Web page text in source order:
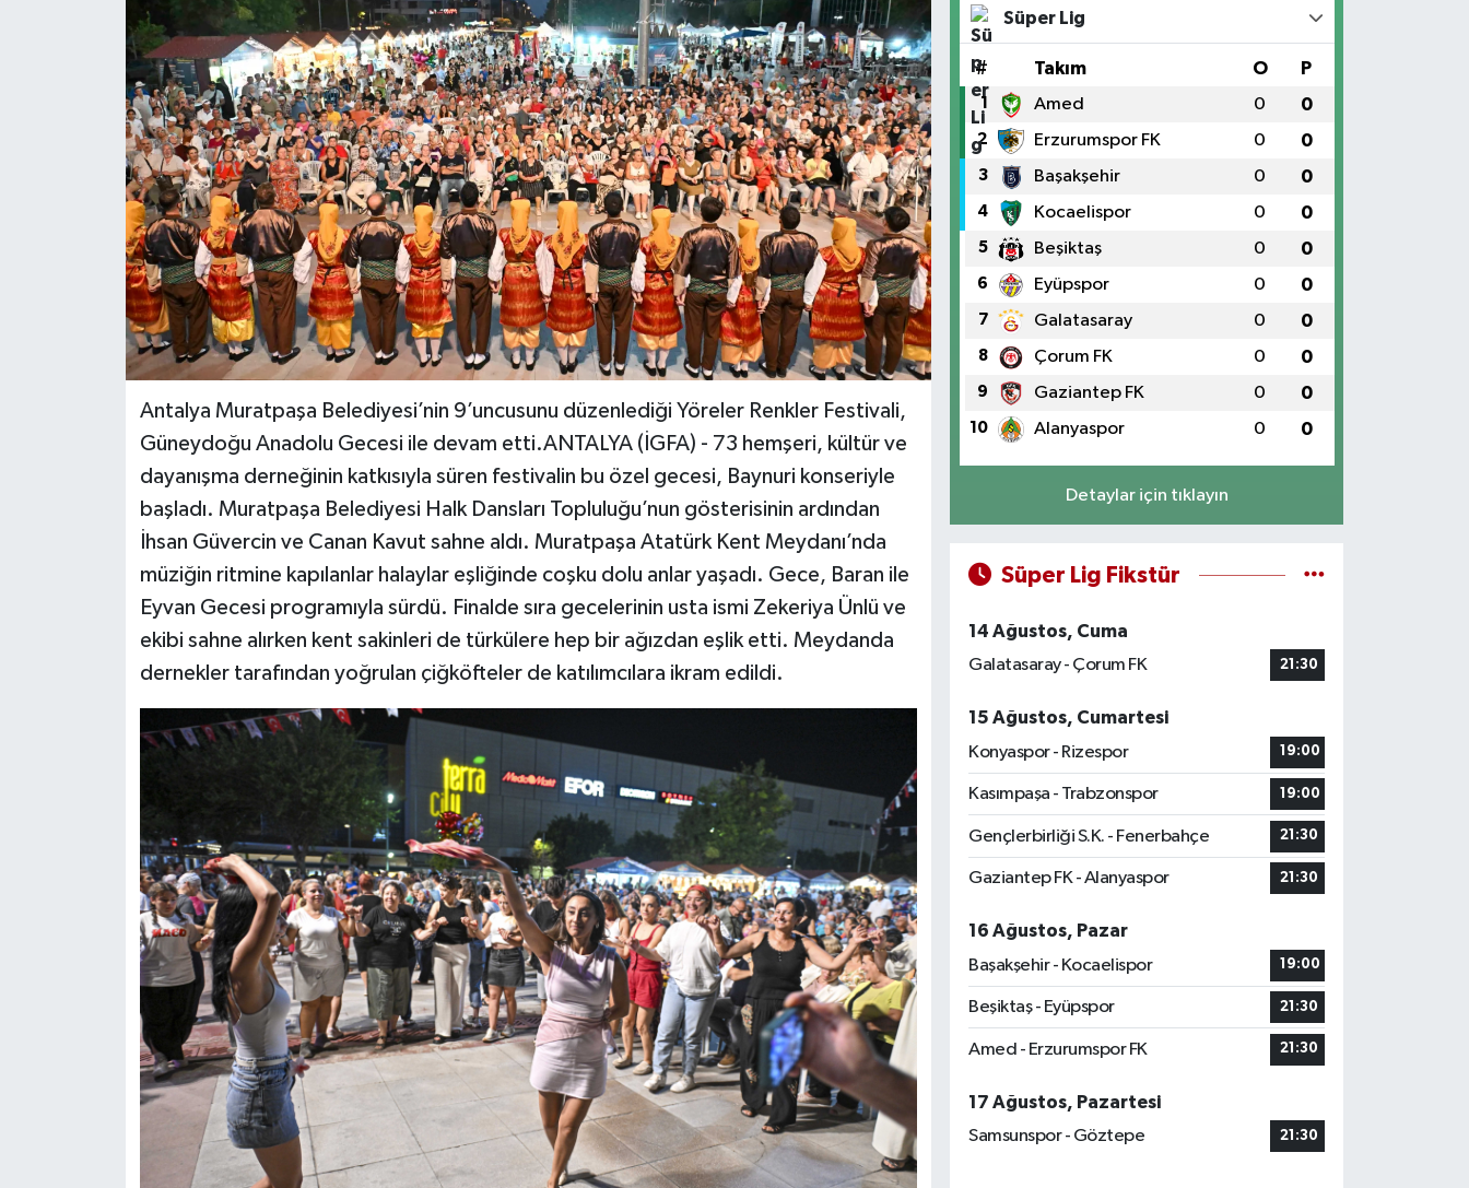
Antalya Muratpaşa Belediyesi’nin 9’uncusunu düzenlediği Yöreler Renkler Festivali,
Güneydoğu Anadolu Gecesi ile devam etti.ANTALYA (İGFA) - 73 hemşeri, kültür ve
dayanışma derneğinin katkısıyla süren festivalin bu özel gecesi, Baynuri konseriyle
başladı. Muratpaşa Belediyesi Halk Dansları Topluluğu’nun gösterisinin ardından
İhsan Güvercin ve Canan Kavut sahne aldı. Muratpaşa Atatürk Kent Meydanı’nda
müziğin ritmine kapılanlar halaylar eşliğinde coşku dolu anlar yaşadı. Gece, Baran ile
Eyvan Gecesi programıyla sürdü. Finalde sıra gecelerinin usta ismi Zekeriya Ünlü ve
ekibi sahne alırken kent sakinleri de türkülere hep bir ağızdan eşlik etti. Meydanda
dernekler tarafından yoğrulan çiğköfteler de katılımcılara ikram edildi.
Süper Lig
# Takım O P
1 Amed 0 0
2 Erzurumspor FK 0 0
3 Başakşehir 0 0
4 Kocaelispor 0 0
5 Beşiktaş 0 0
6 Eyüpspor 0 0
7 Galatasaray 0 0
8 Çorum FK 0 0
9 Gaziantep FK 0 0
10 Alanyaspor 0 0
Detaylar için tıklayın
Süper Lig Fikstür
14 Ağustos, Cuma
Galatasaray - Çorum FK
21:30
15 Ağustos, Cumartesi
Konyaspor - Rizespor
19:00
Kasımpaşa - Trabzonspor 19:00
Gençlerbirliği S.K. - Fenerbahçe 21:30
Gaziantep FK - Alanyaspor 21:30
16 Ağustos, Pazar
Başakşehir - Kocaelispor
19:00
Beşiktaş - Eyüpspor 21:30
Amed - Erzurumspor FK 21:30
17 Ağustos, Pazartesi
Samsunspor - Göztepe
21:30